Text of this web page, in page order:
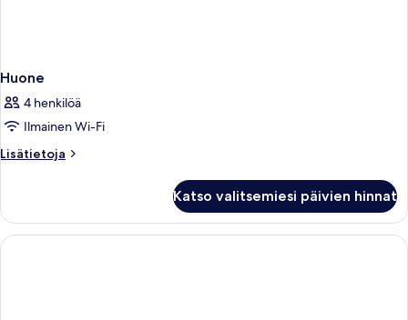
Huone
4 henkilöä
Ilmainen Wi-Fi
Lisätietoja
Lisätietoja
Katso valitsemiesi päivien hinnat